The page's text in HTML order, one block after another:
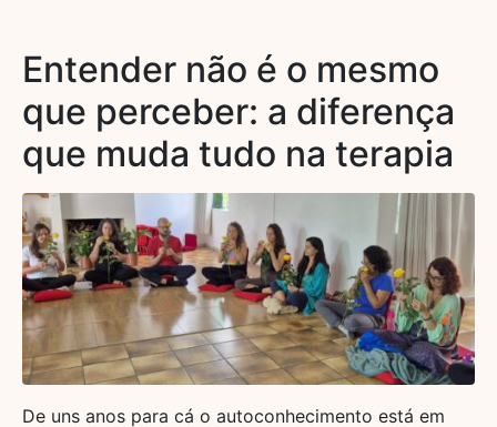
Entender não é o mesmo
que perceber: a diferença
que muda tudo na terapia
De uns anos para cá o autoconhecimento está em